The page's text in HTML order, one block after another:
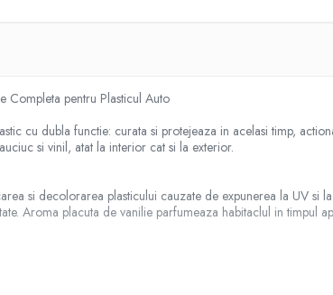
pentru Plasticul Auto
cu dubla functie: curata si protejeaza in acelasi timp,
si vinil, atat la interior cat si la exterior.
si decolorarea plasticului cauzate de expunerea la UV si
Aroma placuta de vanilie parfumeaza habitaclul in timpul